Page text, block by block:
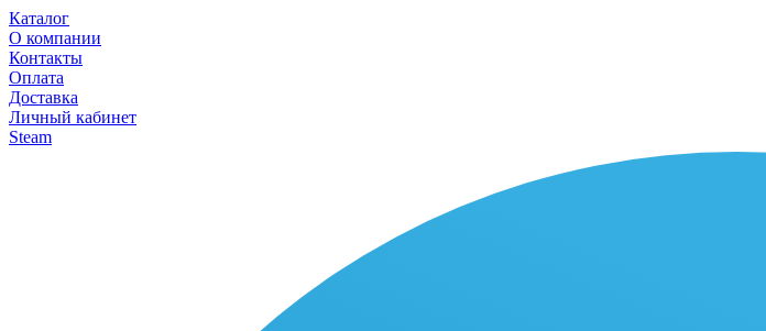
Каталог
О компании
Контакты
Оплата
Доставка
Личный кабинет
Steam